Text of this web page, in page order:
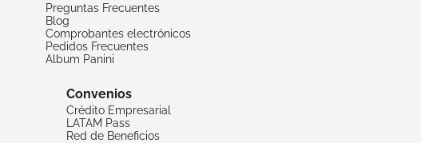
Preguntas Frecuentes
Blog
Comprobantes electrónicos
Pedidos Frecuentes
Album Panini
Convenios
Crédito Empresarial
LATAM Pass
Red de Beneficios